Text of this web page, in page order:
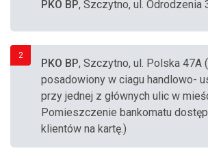
PKO BP, Szczytno, ul. Odrodzenia
2
PKO BP, Szczytno, ul. Polska 47A
posadowiony w ciagu handlowo-
przy jednej z głównych ulic w
Pomieszczenie bankomatu
klientów na kartę.)